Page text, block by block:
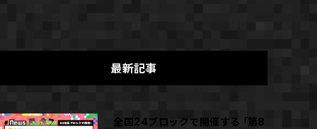
最新記事
全国24ブロックで開催する「第8